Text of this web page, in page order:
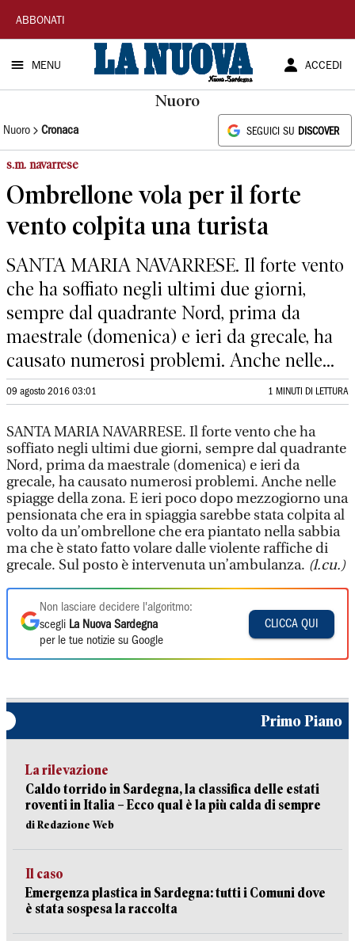
La
Nuova
Sardegna
ABBONATI
MENU ACCEDI
Nuoro
Nuoro Cronaca SEGUICI SU DISCOVER
s.m. navarrese
Ombrellone vola per il forte
vento colpita una turista
SANTA MARIA NAVARRESE. Il forte vento
che ha soffiato negli ultimi due giorni,
sempre dal quadrante Nord, prima da
maestrale (domenica) e ieri da grecale, ha
causato numerosi problemi. Anche nelle...
09 agosto 2016 03:01 1 MINUTI DI LETTURA
SANTA MARIA NAVARRESE. Il forte vento che ha
soffiato negli ultimi due giorni, sempre dal quadrante
Nord, prima da maestrale (domenica) e ieri da
grecale, ha causato numerosi problemi. Anche nelle
spiagge della zona. E ieri poco dopo mezzogiorno una
pensionata che era in spiaggia sarebbe stata colpita al
volto da un’ombrellone che era piantato nella sabbia
ma che è stato fatto volare dalle violente raffiche di
grecale. Sul posto è intervenuta un’ambulanza. (l.cu.)
Non lasciare decidere l'algoritmo:
scegli La Nuova Sardegna
per le tue notizie su Google
CLICCA QUI
Primo Piano
La rilevazione
Caldo torrido in Sardegna, la classifica delle estati
roventi in Italia – Ecco qual è la più calda di sempre
di Redazione Web
Il caso
Emergenza plastica in Sardegna: tutti i Comuni dove
è stata sospesa la raccolta